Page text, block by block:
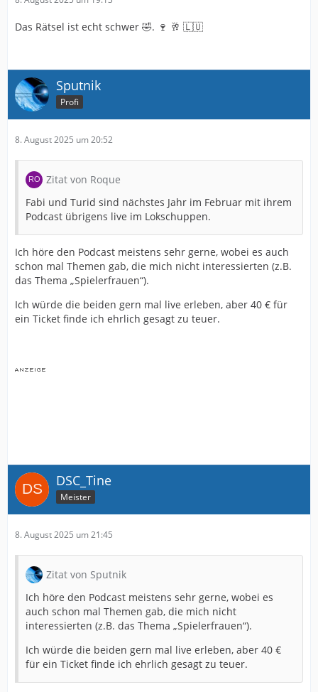
Das Rätsel ist echt schwer 🤣. 🍷 🥂 🇱🇺
Sputnik
Profi
8. August 2025 um 20:52
Zitat von Roque
Fabi und Turid sind nächstes Jahr im Februar mit ihrem
Podcast übrigens live im Lokschuppen.
Ich höre den Podcast meistens sehr gerne, wobei es auch
schon mal Themen gab, die mich nicht interessierten (z.B.
das Thema „Spielerfrauen“).
Ich würde die beiden gern mal live erleben, aber 40 € für
ein Ticket finde ich ehrlich gesagt zu teuer.
DSC_Tine
Meister
8. August 2025 um 21:45
Zitat von Sputnik
Ich höre den Podcast meistens sehr gerne, wobei es
auch schon mal Themen gab, die mich nicht
interessierten (z.B. das Thema „Spielerfrauen“).
Ich würde die beiden gern mal live erleben, aber 40 €
für ein Ticket finde ich ehrlich gesagt zu teuer.